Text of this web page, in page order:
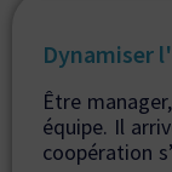
Dynamiser
Être
équipe. Il
coopération